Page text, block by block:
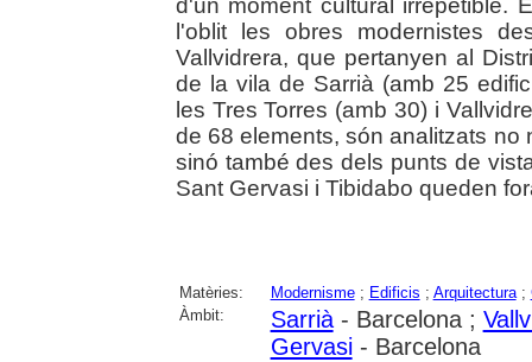
d'un moment cultural irrepetible.
l'oblit les obres modernistes
Vallvidrera, que pertanyen al
de la vila de Sarrià (amb 25
les Tres Torres (amb 30) i
de 68 elements, són analitzats
sinó també des dels punts de
Sant Gervasi i Tibidabo queden
Matèries: Modernisme; Edificis ; Arquitectura;
Àmbit:
Sarrià- Barcelona ;
Gervasi- Barcelona